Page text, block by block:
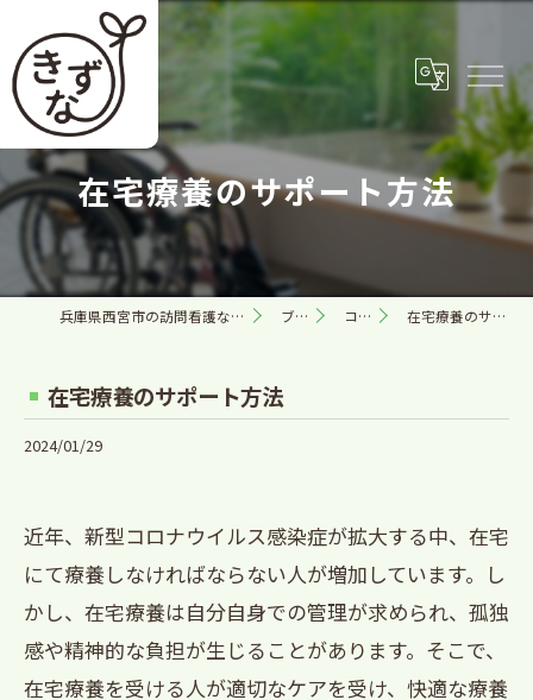
在宅療養のサポート方法
兵庫県西宮市の訪問看護なら合同会社きずな ブログ コラム 在宅療養のサポート方法
在宅療養のサポート方法
2024/01/29
近年、新型コロナウイルス感染症が拡大する中、在宅
にて療養しなければならない人が増加しています。し
かし、在宅療養は自分自身での管理が求められ、孤独
感や精神的な負担が生じることがあります。そこで、
在宅療養を受ける人が適切なケアを受け、快適な療養